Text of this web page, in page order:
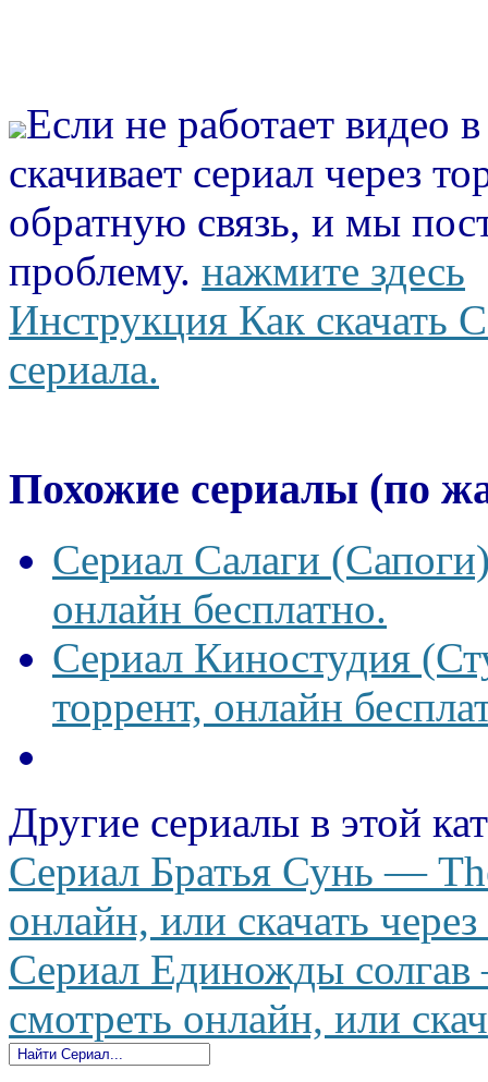
Если не работает видео
скачивает сериал через
обратную связь, и мы
проблему. нажмите здесь
Инструкция Как скачать
сериала.
Похожие сериалы (по
Сериал Салаги
онлайн бесплатно.
Сериал Киностудия
торрент, онлайн
Другие сериалы в этой
Сериал Братья Сунь —
онлайн, или скачать
Сериал Единожды
смотреть онлайн, или